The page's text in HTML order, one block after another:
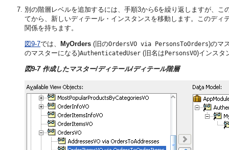
別の階層レベルを追加するには、手順3から6を繰り返しますが、
てから、新しいディテール・インスタンスを移動します。このデ
関係を持ちます。
図9-7では、 MyOrders (旧のOrdersVO via PersonsToOrders)のマ
のマスターになる)AuthenticatedUser (旧名はPersonsVO)インスタ
図9-7 作成したマスター/ディテール/ディテール階層